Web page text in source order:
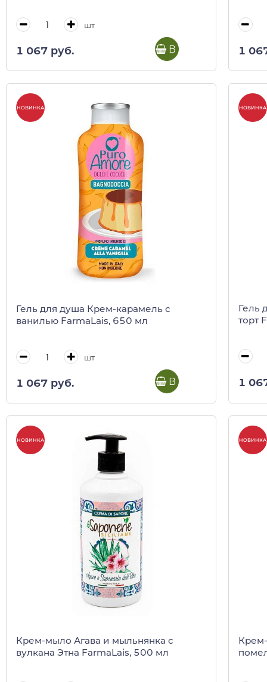
шт
1 067 руб. В корзину 1
НОВИНКА
Гель для душа Крем-карамель с
ванилью FarmaLais, 650 мл
шт
1 067 руб. В корзину
НОВИНКА
Гель
торт
1
НОВИНКА
Крем-мыло Агава и мыльнянка с
вулкана Этна FarmaLais, 500 мл
НОВИНКА